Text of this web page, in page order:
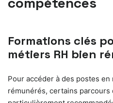
Formations clés
métiers RH bien
Pour accéder à des postes
rémunérés, certains parcours